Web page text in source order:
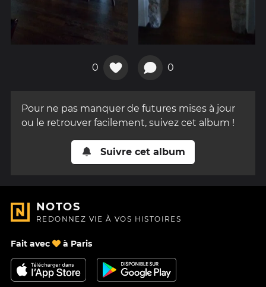
0 0
Pour ne pas manquer de futures mises à jour
ou le retrouver facilement, suivez cet album !
Suivre cet album
NOTOS
REDONNEZ VIE À VOS HISTOIRES
Fait avec à Paris